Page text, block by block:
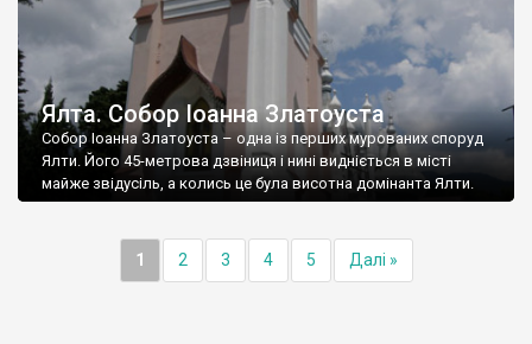
Ялта. Собор Іоанна Златоуста
Собор Іоанна Златоуста – одна із перших мурованих споруд
Ялти. Його 45-метрова дзвіниця і нині видніється в місті
майже звідусіль, а колись це була висотна домінанта Ялти.
1 2 3 4 5 Далі »